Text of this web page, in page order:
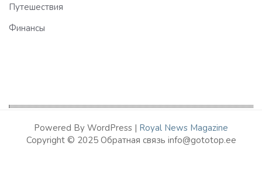
Путешествия
Финансы
Powered By WordPress | Royal News Magazine
Copyright © 2025 Обратная связь info@gototop.ee